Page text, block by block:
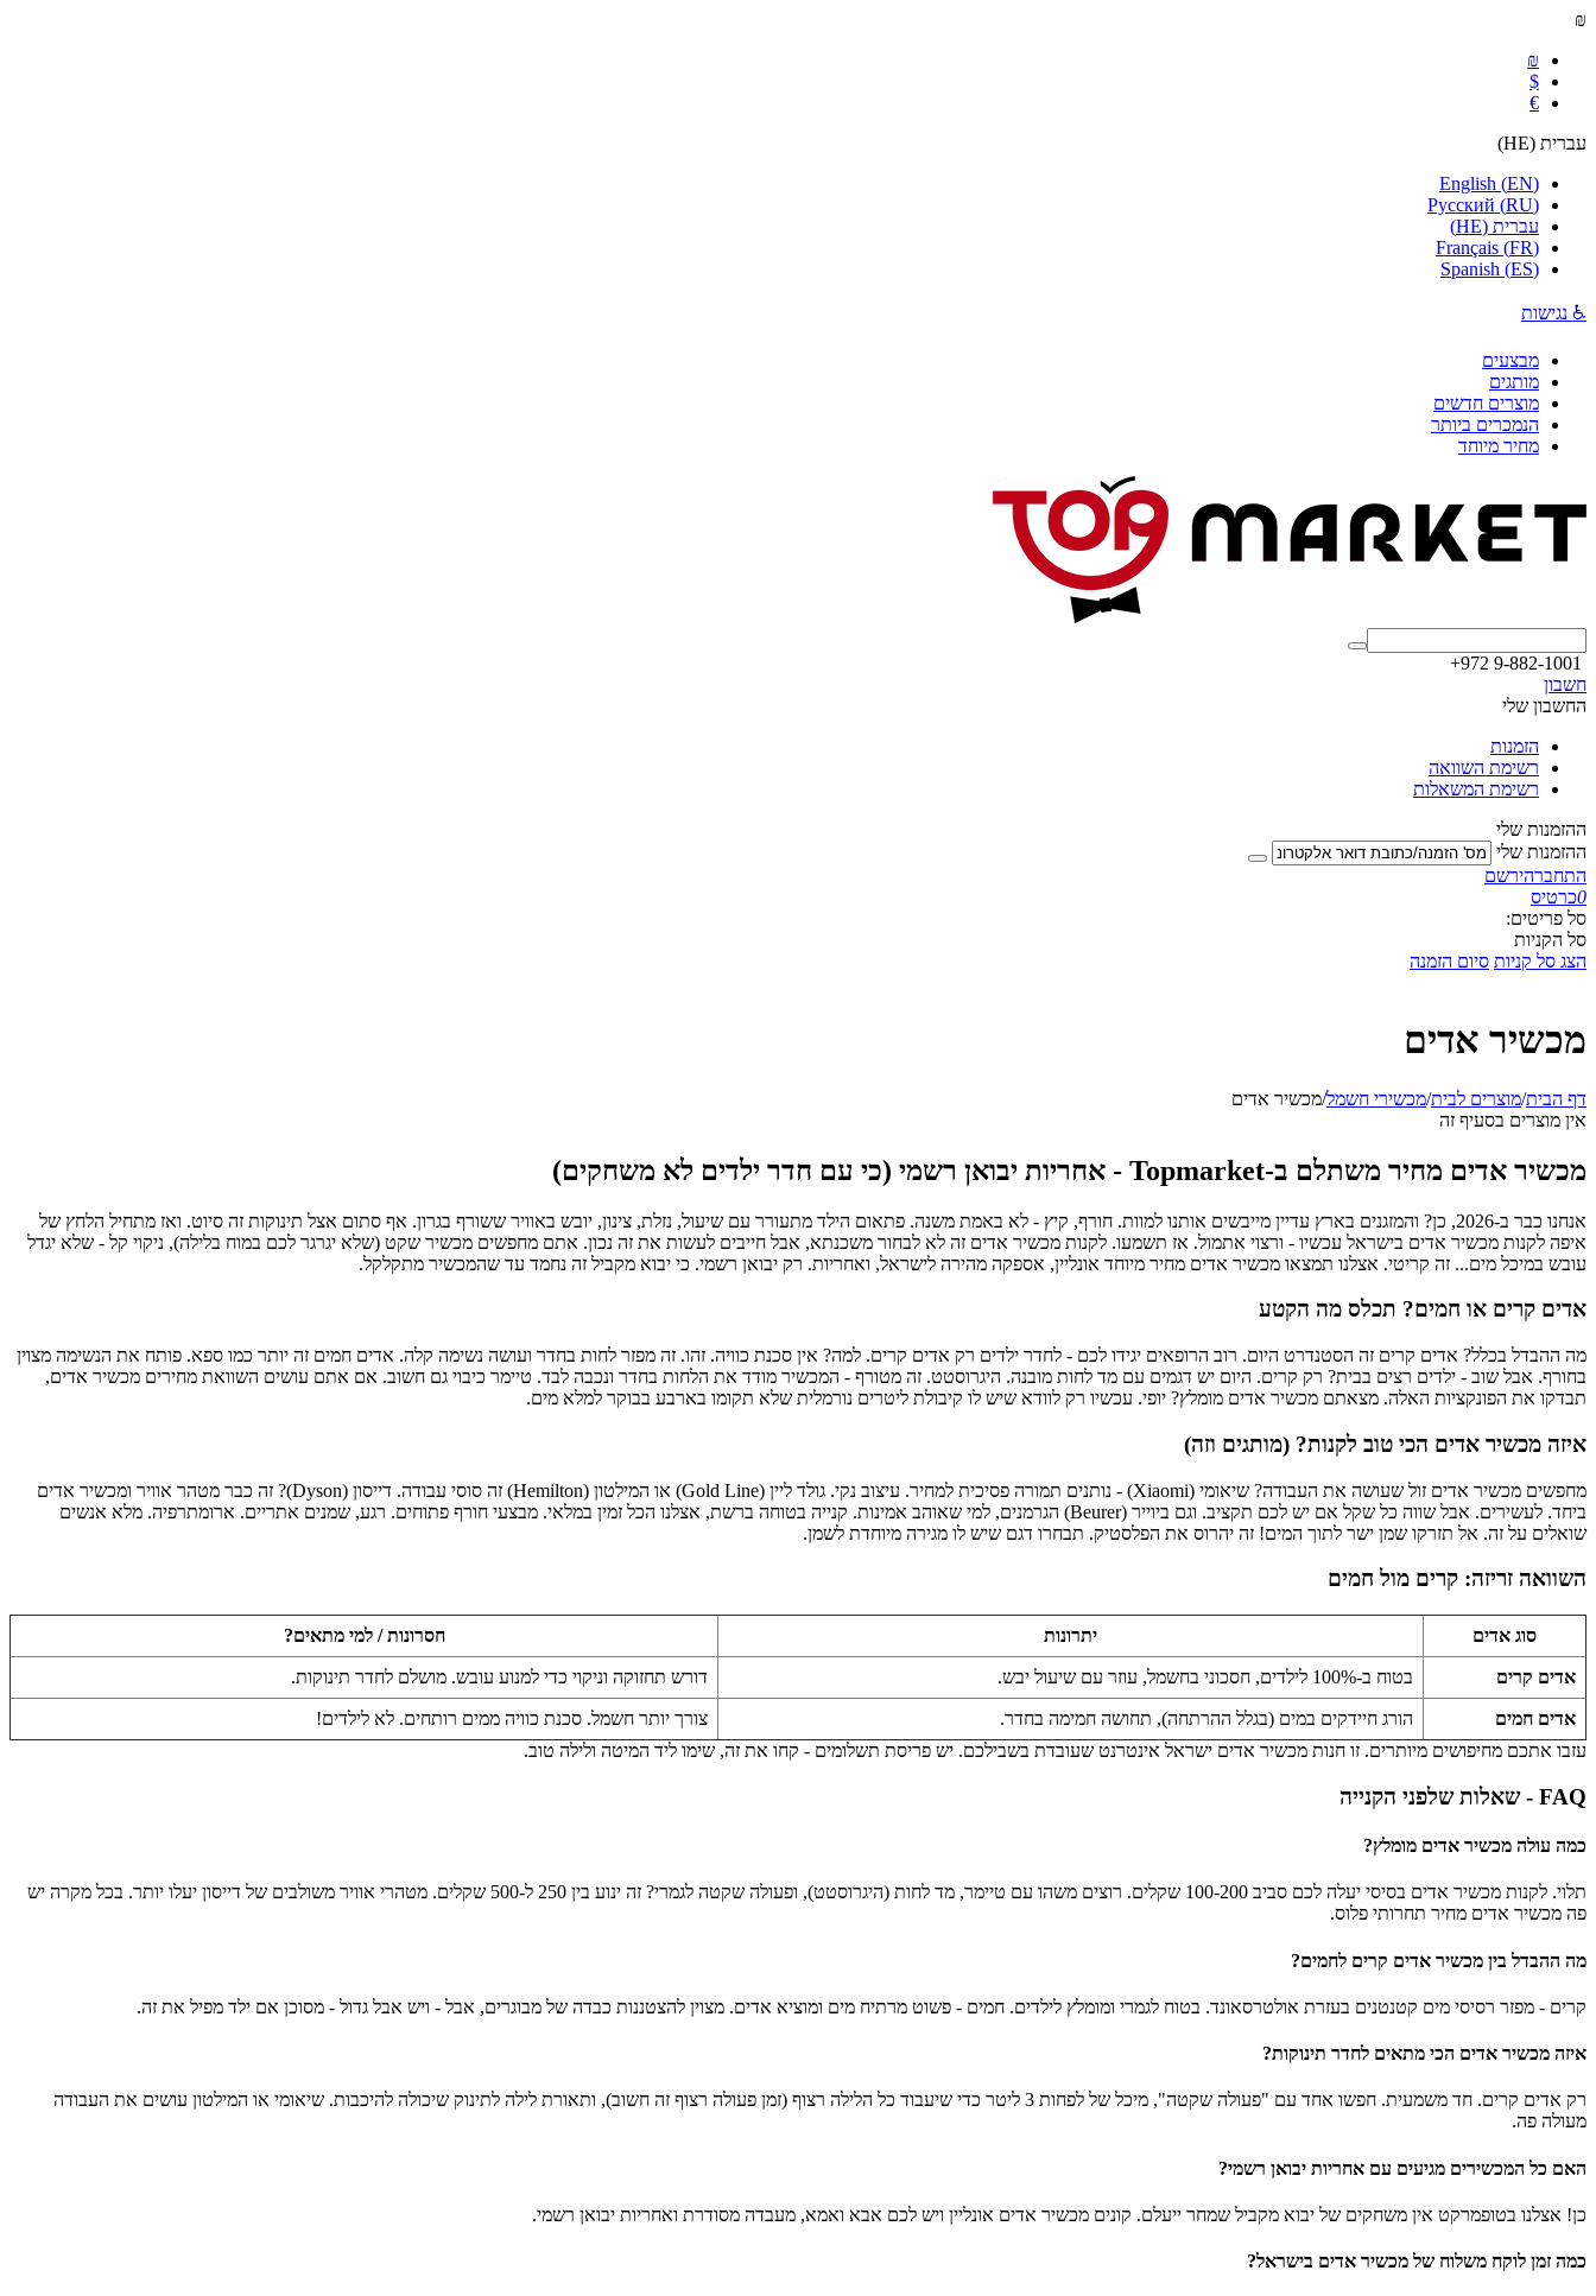
₪
₪
$
€
עברית (
HE
)
English (EN)
Русский (RU)
עברית (
HE
)
Français (FR)
Spanish (ES)
♿ נגישות
מבצעים
מותגים
מוצרים חדשים
הנמכרים ביותר
מחיר מיוחד
+972 9-882-1001
חשבון
החשבון שלי
הזמנות
רשימת השוואה
רשימת המשאלות
ההזמנות שלי
ההזמנות שלי
התחברהירשם
0כרטיס
סל פריטים:
סל הקניות
הצג סל קניות סיום הזמנה
‏מכשיר אדים
דף הבית/מוצרים לבית/מכשירי חשמל/‏מכשיר אדים
אין מוצרים בסעיף זה
מכשיר אדים מחיר משתלם ב-Topmarket - אחריות יבואן רשמי (כי עם חדר ילדים לא משחקים)
אנחנו כבר ב-2026, כן? והמזגנים בארץ עדיין מייבשים אותנו למוות. חורף, קיץ - לא באמת משנה. פתאום הילד מתעורר עם שיעול, נזלת, צינון, יובש באוויר ששורף בגרון. אף סתום אצל תינוקות זה סיוט. ואז מתחיל הלחץ של
איפה לקנות מכשיר אדים בישראל עכשיו - ורצוי אתמול. אז תשמעו. לקנות מכשיר אדים זה לא לבחור משכנתא, אבל חייבים לעשות את זה נכון. אתם מחפשים מכשיר שקט (שלא יגרגר לכם במוח בלילה), ניקוי קל - שלא יגדל
עובש במיכל מים... זה קריטי. אצלנו תמצאו מכשיר אדים מחיר מיוחד אונליין, אספקה מהירה לישראל, ואחריות. רק יבואן רשמי. כי יבוא מקביל זה נחמד עד שהמכשיר מתקלקל.
אדים קרים או חמים? תכלס מה הקטע
מה ההבדל בכלל? אדים קרים זה הסטנדרט היום. רוב הרופאים יגידו לכם - לחדר ילדים רק אדים קרים. למה? אין סכנת כוויה. זהו. זה מפזר לחות בחדר ועושה נשימה קלה. אדים חמים זה יותר כמו ספא. פותח את הנשימה מצוין
בחורף. אבל שוב - ילדים רצים בבית? רק קרים. היום יש דגמים עם מד לחות מובנה. היגרוסטט. זה מטורף - המכשיר מודד את הלחות בחדר ונכבה לבד. טיימר כיבוי גם חשוב. אם אתם עושים השוואת מחירים מכשיר אדים,
תבדקו את הפונקציות האלה. מצאתם מכשיר אדים מומלץ? יופי. עכשיו רק לוודא שיש לו קיבולת ליטרים נורמלית שלא תקומו בארבע בבוקר למלא מים.
איזה מכשיר אדים הכי טוב לקנות? (מותגים וזה)
מחפשים מכשיר אדים זול שעושה את העבודה? שיאומי (Xiaomi) - נותנים תמורה פסיכית למחיר. עיצוב נקי. גולד ליין (Gold Line) או המילטון (Hemilton) זה סוסי עבודה. דייסון (Dyson)? זה כבר מטהר אוויר ומכשיר אדים
ביחד. לעשירים. אבל שווה כל שקל אם יש לכם תקציב. וגם ביוייר (Beurer) הגרמנים, למי שאוהב אמינות. קנייה בטוחה ברשת, אצלנו הכל זמין במלאי. מבצעי חורף פתוחים. רגע, שמנים אתריים. ארומתרפיה. מלא אנשים
שואלים על זה. אל תזרקו שמן ישר לתוך המים! זה יהרוס את הפלסטיק. תבחרו דגם שיש לו מגירה מיוחדת לשמן.
השוואה זריזה: קרים מול חמים
סוג אדים יתרונות חסרונות / למי מתאים?
אדים קרים בטוח ב-100% לילדים, חסכוני בחשמל, עוזר עם שיעול יבש. דורש תחזוקה וניקוי כדי למנוע עובש. מושלם לחדר תינוקות.
אדים חמים הורג חיידקים במים (בגלל ההרתחה), תחושה חמימה בחדר.
צורך יותר חשמל. סכנת כוויה ממים רותחים. לא לילדים!
עזבו אתכם מחיפושים מיותרים. זו חנות מכשיר אדים ישראל אינטרנט שעובדת בשבילכם. יש פריסת תשלומים - קחו את זה, שימו ליד המיטה ולילה טוב.
FAQ - שאלות שלפני הקנייה
כמה עולה מכשיר אדים מומלץ?
תלוי. לקנות מכשיר אדים בסיסי יעלה לכם סביב 100-200 שקלים. רוצים משהו עם טיימר, מד לחות (היגרוסטט), ופעולה שקטה לגמרי? זה ינוע בין 250 ל-500 שקלים. מטהרי אוויר משולבים של דייסון יעלו יותר. בכל מקרה יש
פה מכשיר אדים מחיר תחרותי פלוס.
מה ההבדל בין מכשיר אדים קרים לחמים?
קרים - מפזר רסיסי מים קטנטנים בעזרת אולטרסאונד. בטוח לגמרי ומומלץ לילדים. חמים - פשוט מרתיח מים ומוציא אדים. מצוין להצטננות כבדה של מבוגרים, אבל - ויש אבל גדול - מסוכן אם ילד מפיל את זה.
איזה מכשיר אדים הכי מתאים לחדר תינוקות?
רק אדים קרים. חד משמעית. חפשו אחד עם "פעולה שקטה", מיכל של לפחות 3 ליטר כדי שיעבוד כל הלילה רצוף (זמן פעולה רצוף זה חשוב), ותאורת לילה לתינוק שיכולה להיכבות. שיאומי או המילטון עושים את העבודה
מעולה פה.
האם כל המכשירים מגיעים עם אחריות יבואן רשמי?
כן! אצלנו בטופמרקט אין משחקים של יבוא מקביל שמחר ייעלם. קונים מכשיר אדים אונליין ויש לכם אבא ואמא, מעבדה מסודרת ואחריות יבואן רשמי.
כמה זמן לוקח משלוח של מכשיר אדים בישראל?